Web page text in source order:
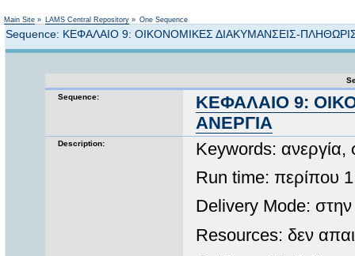
Main Site » LAMS Central Repository » One Sequence
Sequence: ΚΕΦΑΛΑΙΟ 9: ΟΙΚΟΝΟΜΙΚΕΣ ΔΙΑΚΥΜΑΝΣΕΙΣ-
Sequence:
ΚΕΦΑΛΑΙΟ 9:
ΑΝΕΡΓΙΑ
Description:
Keywords: ανεργία,
Run time: περίπου
Delivery Mode: στην
Resources: δεν